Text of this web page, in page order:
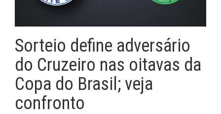
Sorteio define adversário
do Cruzeiro nas oitavas da
Copa do Brasil; veja
confronto